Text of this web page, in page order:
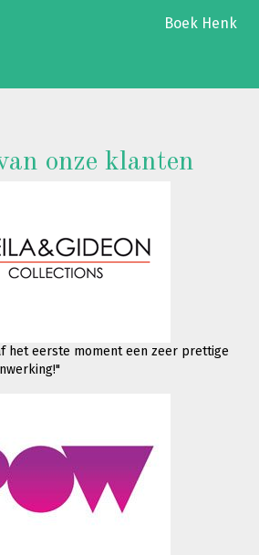
Boek Henk
onze klanten
het eerste moment een zeer prettige